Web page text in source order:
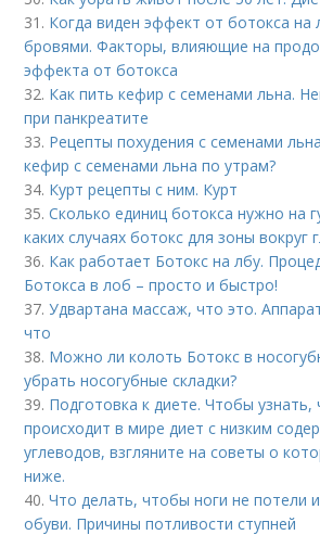
31. Когда виден эффект от ботокса на
бровями. Факторы, влияющие на
эффекта от ботокса
32. Как пить кефир с семенами льна.
при панкреатите
33. Рецепты похудения с семенами
кефир с семенами льна по утрам?
34. Курт рецепты с ним. Курт
35.Сколько единиц ботокса нужно на
каких случаях ботокс для зоны вокруг
36. Как работает Ботокс на лбу.
Ботокса в лоб – просто и быстро!
37.Удвартана массаж, что это.
что
38. Можно ли колоть Ботокс в
убрать носогубные складки?
39. Подготовка к диете. Чтобы
происходит в мире диет с низким
углеводов, взгляните на советы о
ниже.
40.Что делать, чтобы ноги не потели
обуви. Причины потливости ступней